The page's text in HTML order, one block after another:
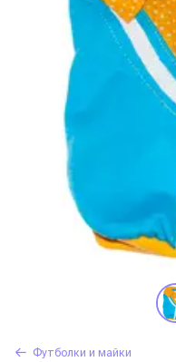
Футболки и майки